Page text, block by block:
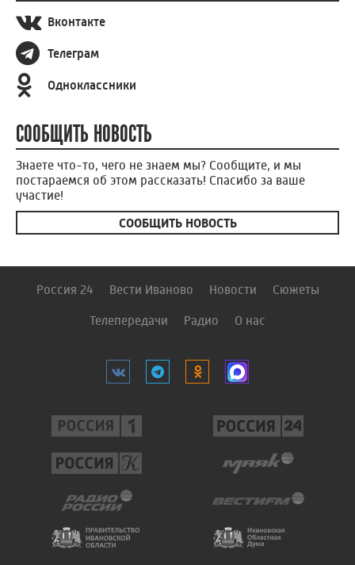
Вконтакте
Телеграм
Одноклассники
СООБЩИТЬ НОВОСТЬ
Знаете что-то, чего не знаем мы? Сообщите, и мы
постараемся об этом рассказать! Спасибо за ваше
участие!
СООБЩИТЬ НОВОСТЬ
Россия 24 Вести Иваново Новости Сюжеты
Телепередачи Радио О нас